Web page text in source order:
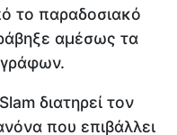
το παραδοσιακό
αμέσως τα
διατηρεί τον
που επιβάλλει